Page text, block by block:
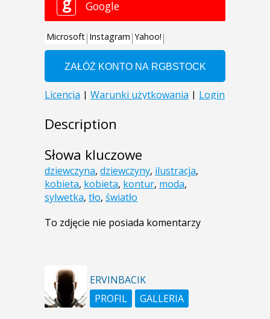
Description
Słowa kluczowe
dziewczyna, dziewczyny, ilustracja,
kobieta, kobieta, kontur, moda,
sylwetka, tło, światło
To zdjęcie nie posiada komentarzy
ERVINBACIK
PROFIL
GALLERIA